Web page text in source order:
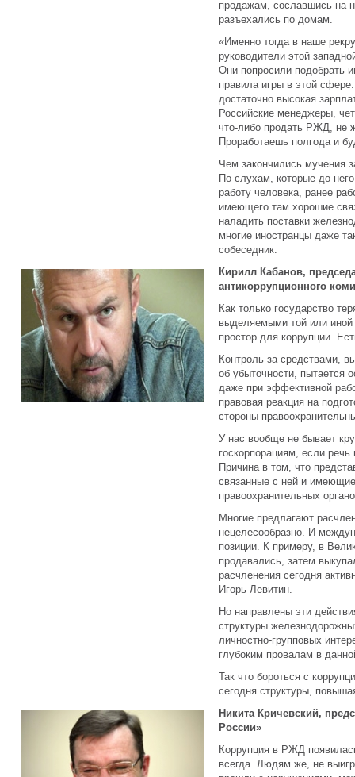
продажам, сославшись на
разъехались по домам.
«Именно тогда в наше
руководители этой
Они попросили подобрать
правила игры в этой
достаточно высокая
Российские менеджеры,
что-либо продать РЖД, не
Проработаешь полгода и
Чем закончились мучения
По слухам, которые до
работу человека, ранее
имеющего там хорошие
наладить поставки
многие иностранцы даже
собеседник.
Кирилл Кабанов,
антикоррупционного
Как только государство
выделяемыми той или иной
простор для коррупции.
Контроль за средствами,
об убыточности, пытается
даже при эффективной
правовая реакция на
стороны
У нас вообще не бывает
госкорпорациям, если
Причина в том, что
связанные с ней и
правоохранительных
Многие предлагают
нецелесообразно. И
позиции. К примеру, в
продавались, затем
расчленения сегодня
Игорь Левитин.
Но направлены эти
структуры
личностно-групповых
глубоким провалам в
Так что бороться с
сегодня структуры,
Никита Кричевский,
России»
Коррупция в РЖД
всегда. Людям же, не